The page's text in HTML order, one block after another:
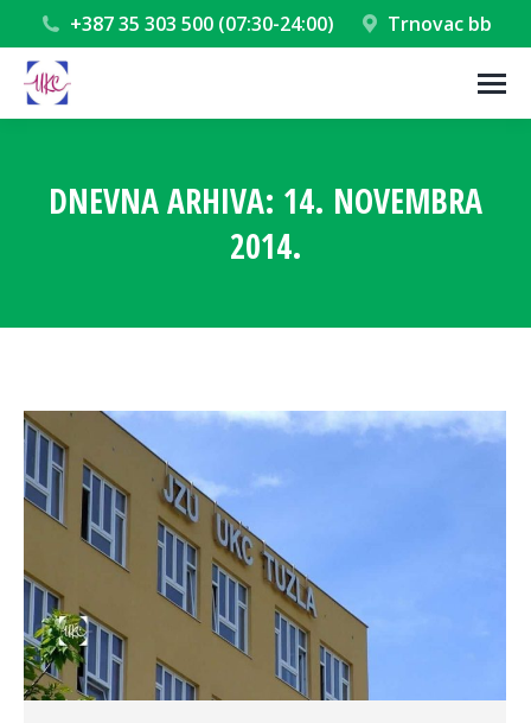
+387 35 303 500 (07:30-24:00) Trnovac bb
DNEVNA ARHIVA: 14. NOVEMBRA
2014.